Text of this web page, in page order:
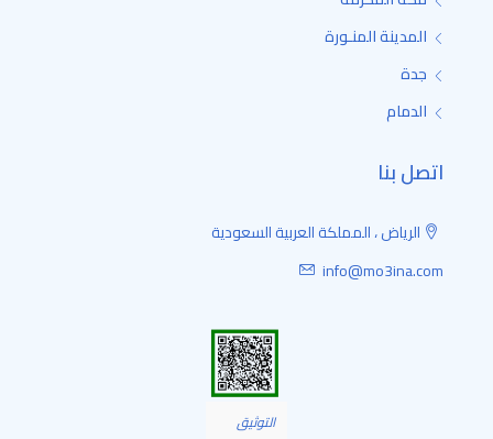
المدينة المنـورة
جدة
الدمام
اتصل بنا
الرياض ، المملكة العربية السعودية
info@mo3ina.com
التوثيق